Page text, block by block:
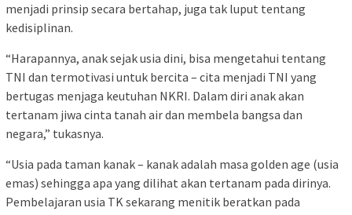
menjadi prinsip secara bertahap, juga tak luput tentang
kedisiplinan.
“Harapannya, anak sejak usia dini, bisa mengetahui tentang
TNI dan termotivasi untuk bercita – cita menjadi TNI yang
bertugas menjaga keutuhan NKRI. Dalam diri anak akan
tertanam jiwa cinta tanah air dan membela bangsa dan
negara,” tukasnya.
“Usia pada taman kanak – kanak adalah masa golden age (usia
emas) sehingga apa yang dilihat akan tertanam pada dirinya.
Pembelajaran usia TK sekarang menitik beratkan pada